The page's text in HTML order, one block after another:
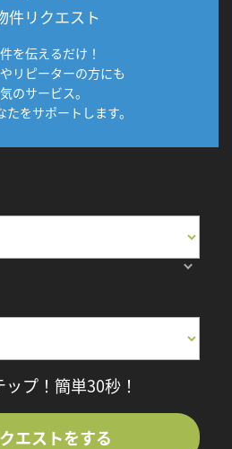
件リクエスト
を伝えるだけ！
リピーターの方にも
のサービス。
をサポートします。
プ！簡単30秒！
エストをする